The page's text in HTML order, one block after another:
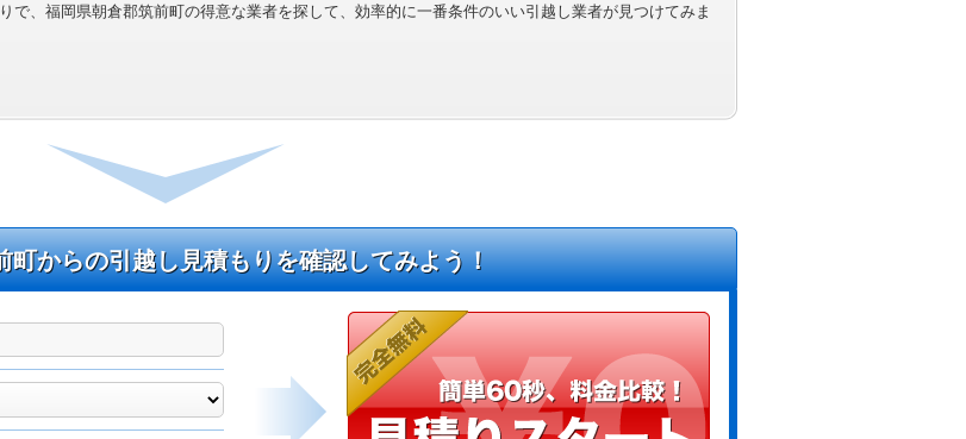
で、福岡県朝倉郡筑前町の得意な業者を探して、効率的に一番条件のいい引越し業者が見つけてみま
町からの引越し見積もりを確認してみよう！